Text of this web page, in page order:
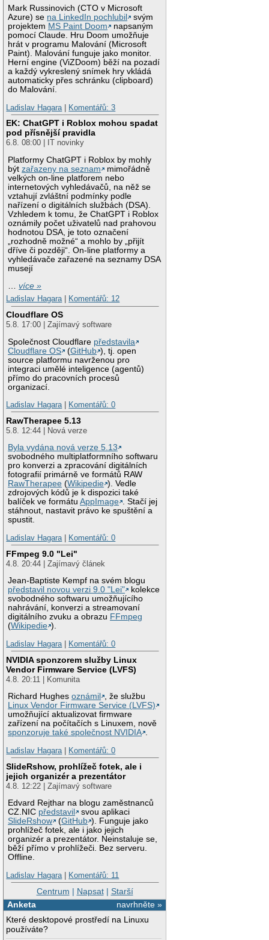
Mark Russinovich (CTO v Microsoft
Azure) se na LinkedIn pochlubil
svým
projektem MS Paint Doom
napsaným
pomocí Claude. Hru Doom umožňuje
hrát v programu Malování (Microsoft
Paint). Malování funguje jako monitor.
Herní engine (ViZDoom) běží na pozadí
a každý vykreslený snímek hry vkládá
automaticky přes schránku (clipboard)
do Malování.
Ladislav Hagara
Komentářů: 3
EK: ChatGPT i Roblox mohou spadat
pod přísnější pravidla
6.8. 08:00 | IT novinky
Platformy ChatGPT i Roblox by mohly
býtzařazeny na seznam
mimořádně
velkých on-line platforem nebo
internetových vyhledávačů, na něž se
vztahují zvláštní podmínky podle
nařízení o digitálních službách (DSA).
Vzhledem k tomu, že ChatGPT i Roblox
oznámily počet uživatelů nad prahovou
hodnotou DSA, je toto označení
„rozhodně možné“ a mohlo by „přijít
dříve či později“. On-line platformy a
vyhledávače zařazené na seznamy DSA
musejí
…více »
Ladislav Hagara| Komentářů: 12
Cloudflare OS
5.8. 17:00 | Zajímavý software
Společnost Cloudflare představila
Cloudflare OS
(GitHub ), tj. open
source platformu navrženou pro
integraci umělé inteligence (agentů)
přímo do pracovních procesů
organizací.
Ladislav Hagara| Komentářů: 0
RawTherapee 5.13
5.8. 12:44 | Nová verze
Byla vydána nová verze 5.13
svobodného multiplatformního softwaru
pro konverzi a zpracování digitálních
fotografií primárně ve formátů RAW
RawTherapee (Wikipedie ). Vedle
zdrojových kódů je k dispozici také
balíček ve formátuAppImage . Stačí jej
stáhnout, nastavit právo ke spuštění a
spustit.
Ladislav Hagara| Komentářů: 0
FFmpeg 9.0 "Lei"
4.8. 20:44 | Zajímavý článek
Jean-Baptiste Kempf na svém blogu
představil novou verzi 9.0 "Lei"
kolekce
svobodného softwaru umožňujícího
nahrávání, konverzi a streamovaní
digitálního zvuku a obrazu FFmpeg
(Wikipedie ).
Ladislav Hagara| Komentářů: 0
NVIDIA sponzorem služby Linux
Vendor Firmware Service (LVFS)
4.8. 20:11 | Komunita
Richard Hughesoznámil
, že službu
Linux Vendor Firmware Service (LVFS)
umožňující aktualizovat firmware
zařízení na počítačích s Linuxem, nově
sponzoruje také společnost NVIDIA .
Ladislav Hagara| Komentářů: 0
SlideRshow, prohlížeč fotek, ale i
jejich organizér a prezentátor
4.8. 12:22 | Zajímavý software
Edvard Rejthar na blogu zaměstnanců
CZ.NIC představil
svou aplikaci
SlideRshow
(GitHub ). Funguje jako
prohlížeč fotek, ale i jako jejich
organizér a prezentátor. Neinstaluje se,
běží přímo v prohlížeči. Bez serveru.
Offline.
Ladislav Hagara| Komentářů: 11
Centrum | Napsat| Starší
navrhněte »
Anketa
Které desktopové prostředí na Linuxu
používáte?